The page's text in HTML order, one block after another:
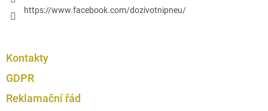
https://www.facebook.com/dozivotnipneu/
Kontakty
GDPR
Reklamační řád